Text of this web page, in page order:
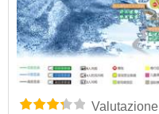
Valutazione